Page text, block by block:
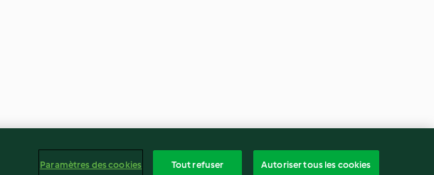
Paramètres des cookies Tout refuser Autoriser tous les cookies